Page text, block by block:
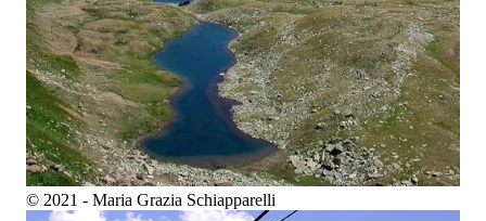
© 2021 - Maria Grazia Schiapparelli